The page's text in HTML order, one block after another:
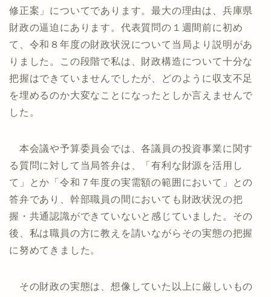
修正案」についてであります。最大の理由は、兵庫県
財政の逼迫にあります。代表質問の１週間前に初め
て、令和８年度の財政状況について当局より説明があ
りました。この段階で私は、財政構造について十分な
把握はできていませんでしたが、どのように収支不足
を埋めるのか大変なことになったとしか言えませんで
した。
本会議や予算委員会では、各議員の投資事業に関す
る質問に対して当局答弁は、「有利な財源を活用し
て」とか「令和７年度の実需額の範囲において」との
答弁であり、幹部職員の間においても財政状況の把
握・共通認識ができていないと感じていました。その
後、私は職員の方に教えを請いながらその実態の把握
に努めてきました。
その財政の実態は、想像していた以上に厳しいもの